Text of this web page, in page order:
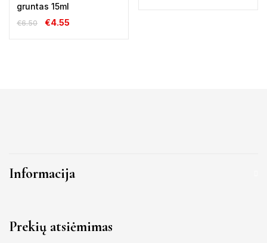
gruntas 15ml
€6.50 €4.55
Informacija
Prekių atsiėmimas